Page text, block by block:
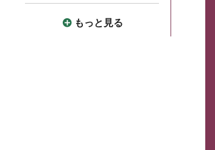
もっと見る